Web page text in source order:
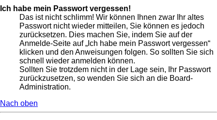
Ich habe mein Passwort vergessen!
Das ist nicht schlimm! Wir können Ihnen zwar Ihr altes
Passwort nicht wieder mitteilen, Sie können es jedoch
zurücksetzen. Dies machen Sie, indem Sie auf der
Anmelde-Seite auf „Ich habe mein Passwort vergessen“
klicken und den Anweisungen folgen. So sollten Sie sich
schnell wieder anmelden können.
Sollten Sie trotzdem nicht in der Lage sein, Ihr Passwort
zurückzusetzen, so wenden Sie sich an die Board-
Administration.
Nach oben